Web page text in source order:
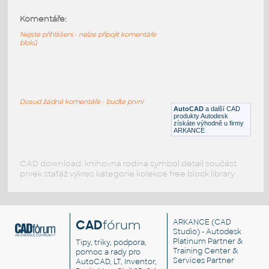
jednom nebo druhém konci do hlavní trubky)
AutoCAD a další CAD
produkty Autodesk
získáte výhodně u firmy
ARKANCE
Komentáře:
Nejste přihlášeni - nelze připojit komentáře
bloků
Dosud žádné komentáře - buďte první
CAD download: knihovna rodina symbol detail součást
prvek stafáž výkres kategorie kolekce free block library
CADfórum
Tipy, triky, podpora,
pomoc a rady pro
AutoCAD, LT, Inventor,
ARKANCE (CAD
Studio) - Autodesk
Platinum Partner &
Training Center &
Services Partner